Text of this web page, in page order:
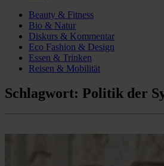
Beauty & Fitness
Bio & Natur
Diskurs & Kommentar
Eco Fashion & Design
Essen & Trinken
Reisen & Mobilität
Schlagwort: Politik der